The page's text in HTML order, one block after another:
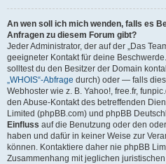
An wen soll ich mich wenden, falls es
Anfragen zu diesem Forum gibt?
Jeder Administrator, der auf der „Das
geeigneter Kontakt für deine
solltest du den Besitzer der Domain
„WHOIS“-Abfrage durch) oder — falls
Webhoster wie z. B. Yahoo!, free.fr,
den Abuse-Kontakt des betreffenden
Limited (phpBB.com) und phpBB
Einfluss auf die Benutzung oder den
haben und dafür in keiner Weise zur
können. Kontaktiere daher nie phpBB
Zusammenhang mit jeglichen